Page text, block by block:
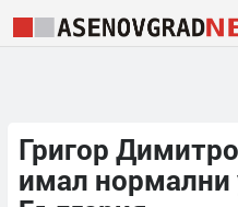
Григор
имал нормални